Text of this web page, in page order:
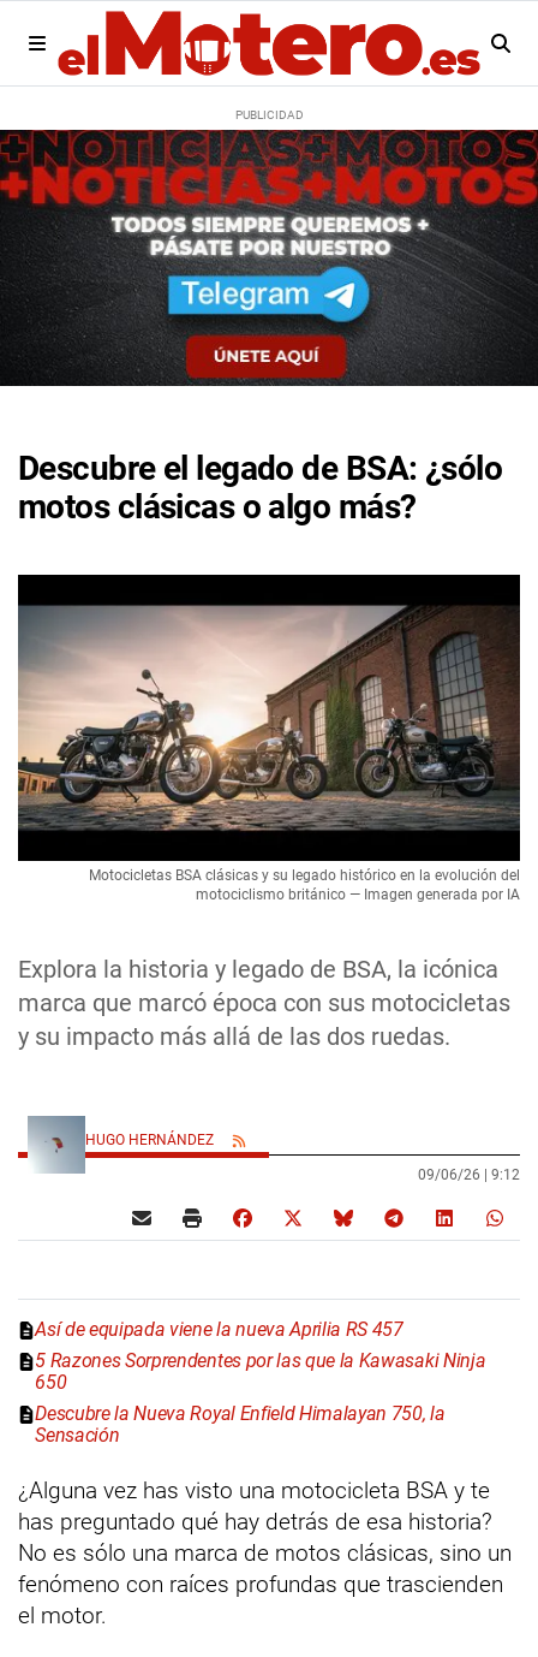
Descubre el legado de BSA: ¿sólo
motos clásicas o algo más?
Explora la historia y legado de BSA, la icónica
marca que marcó época con sus motocicletas
y su impacto más allá de las dos ruedas.
Motocicletas BSA clásicas y su legado histórico en la evolución del
motociclismo británico — Imagen generada por IA
HUGO HERNÁNDEZ
09/06/26 | 9:12
Así de equipada viene la nueva Aprilia RS 457
5 Razones Sorprendentes por las que la Kawasaki Ninja
650
Descubre la Nueva Royal Enfield Himalayan 750, la
Sensación
¿Alguna vez has visto una motocicleta BSA y te
has preguntado qué hay detrás de esa historia?
No es sólo una marca de motos clásicas, sino un
fenómeno con raíces profundas que trascienden
el motor.